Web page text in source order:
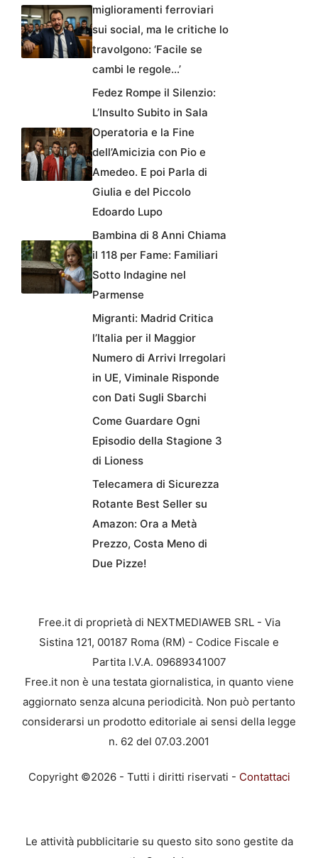
miglioramenti ferroviari
sui social, ma le critiche lo
travolgono: ‘Facile se
cambi le regole…’
Fedez Rompe il Silenzio:
L’Insulto Subito in Sala
Operatoria e la Fine
dell’Amicizia con Pio e
Amedeo. E poi Parla di
Giulia e del Piccolo
Edoardo Lupo
Bambina di 8 Anni Chiama
il 118 per Fame: Familiari
Sotto Indagine nel
Parmense
Migranti: Madrid Critica
l’Italia per il Maggior
Numero di Arrivi Irregolari
in UE, Viminale Risponde
con Dati Sugli Sbarchi
Come Guardare Ogni
Episodio della Stagione 3
di Lioness
Telecamera di Sicurezza
Rotante Best Seller su
Amazon: Ora a Metà
Prezzo, Costa Meno di
Due Pizze!
Free.it di proprietà di NEXTMEDIAWEB SRL - Via
Sistina 121, 00187 Roma (RM) - Codice Fiscale e
Partita I.V.A. 09689341007
Free.it non è una testata giornalistica, in quanto viene
aggiornato senza alcuna periodicità. Non può pertanto
considerarsi un prodotto editoriale ai sensi della legge
n. 62 del 07.03.2001
Copyright ©2026 - Tutti i diritti riservati - Contattaci
Le attività pubblicitarie su questo sito sono gestite da